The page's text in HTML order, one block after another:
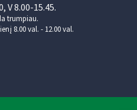
V 8.00-15.45.
trumpiau.
8.00 val. - 12.00 val.